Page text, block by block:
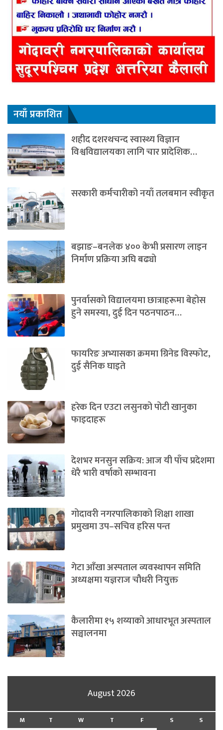
नयाँ प्रकाशित
शहीद दशरथचन्द स्वास्थ्य विज्ञान
विश्वविद्यालयका लागि चार प्रादेशिक…
सरकारी कर्मचारीको नयाँ तलबमान स्वीकृत
बझाङ–बनलेक ४०० केभी प्रसारण लाइन
निर्माण प्रक्रिया अघि बढ्यो
पुनर्वासको विद्यालयमा छात्राहरूमा बेहोस
हुने समस्या, दुई दिन पठनपाठन…
फायरिङ अभ्यासका क्रममा ग्रिनेड विस्फोट,
दुई सैनिक घाइते
हरेक दिन एउटा लसुनको पोटी खानुका
फाइदाहरू
देशभर मनसुन सक्रिय: आज यी पाँच प्रदेशमा
धेरै भारी वर्षाको सम्भावना
गोदावरी नगरपालिकाको शिक्षा शाखा
प्रमुखमा उप–सचिव हरिस पन्त
गेटा आँखा अस्पताल व्यवस्थापन समिति
अध्यक्षमा यज्ञराज चौधरी नियुक्त
कैलारीमा १५ शय्याको आधारभूत अस्पताल
सञ्चालनमा
August 2026
M T W T F S
S